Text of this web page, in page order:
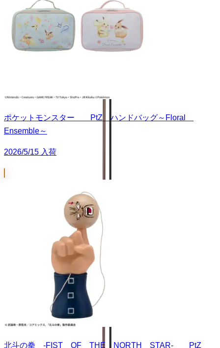
ポケットモンスター PtZ ハンドバッグ～Floral
Ensemble～
2026/5/15 入荷
北斗の拳 -FIST OF THE NORTH STAR- PtZ